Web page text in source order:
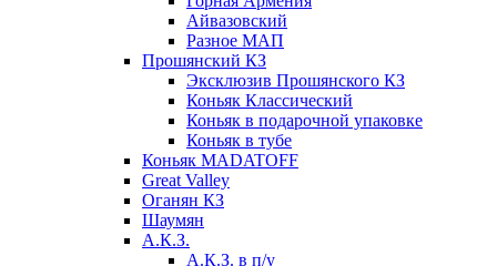
Айвазовский
Разное МАП
Прошянский КЗ
Эксклюзив Прошянского КЗ
Коньяк Классический
Коньяк в подарочной упаковке
Коньяк в тубе
Коньяк MADATOFF
Great Valley
Оганян КЗ
Шаумян
А.К.З.
А.К.З. в п/у